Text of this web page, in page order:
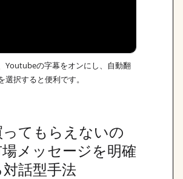
Youtubeの字幕をオンにし、自動翻
選択すると便利です。
てもらえないの
メッセージを明確
話型手法